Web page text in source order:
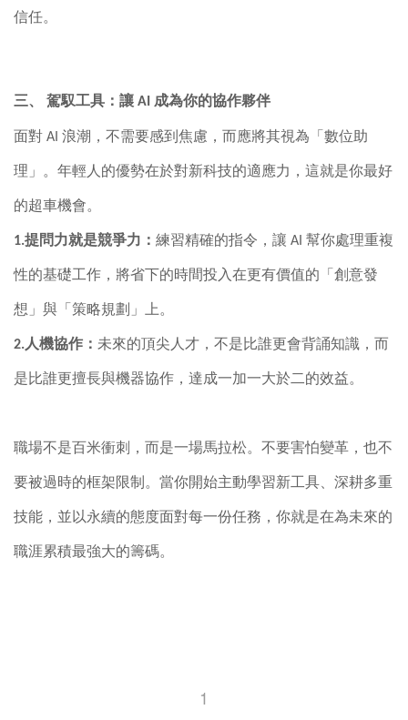
信任。
三、 駕馭工具：讓 AI 成為你的協作夥伴
面對 AI 浪潮，不需要感到焦慮，而應將其視為「數位助
理」。年輕人的優勢在於對新科技的適應力，這就是你最好
的超車機會。
1.提問力就是競爭力： 練習精確的指令，讓 AI 幫你處理重複
性的基礎工作，將省下的時間投入在更有價值的「創意發
想」與「策略規劃」上。
2.人機協作： 未來的頂尖人才，不是比誰更會背誦知識，而
是比誰更擅長與機器協作，達成一加一大於二的效益。
職場不是百米衝刺，而是一場馬拉松。不要害怕變革，也不
要被過時的框架限制。當你開始主動學習新工具、深耕多重
技能，並以永續的態度面對每一份任務，你就是在為未來的
職涯累積最強大的籌碼。
1